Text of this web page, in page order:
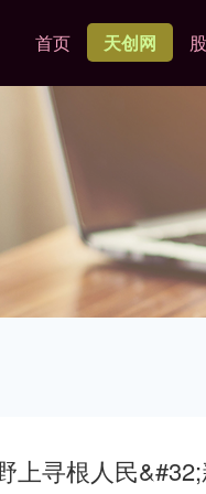
首页 天创网
上寻根人民